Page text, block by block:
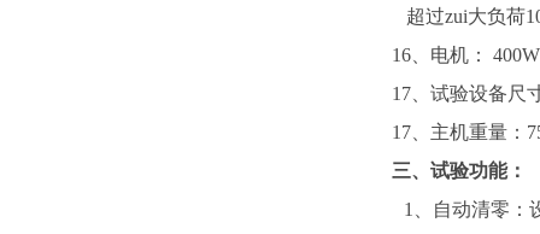
超过zui大负荷
16 、电机：
400W
17 、试验设备尺
17 、主机重量：
三、试验功能：
1
、自动清零